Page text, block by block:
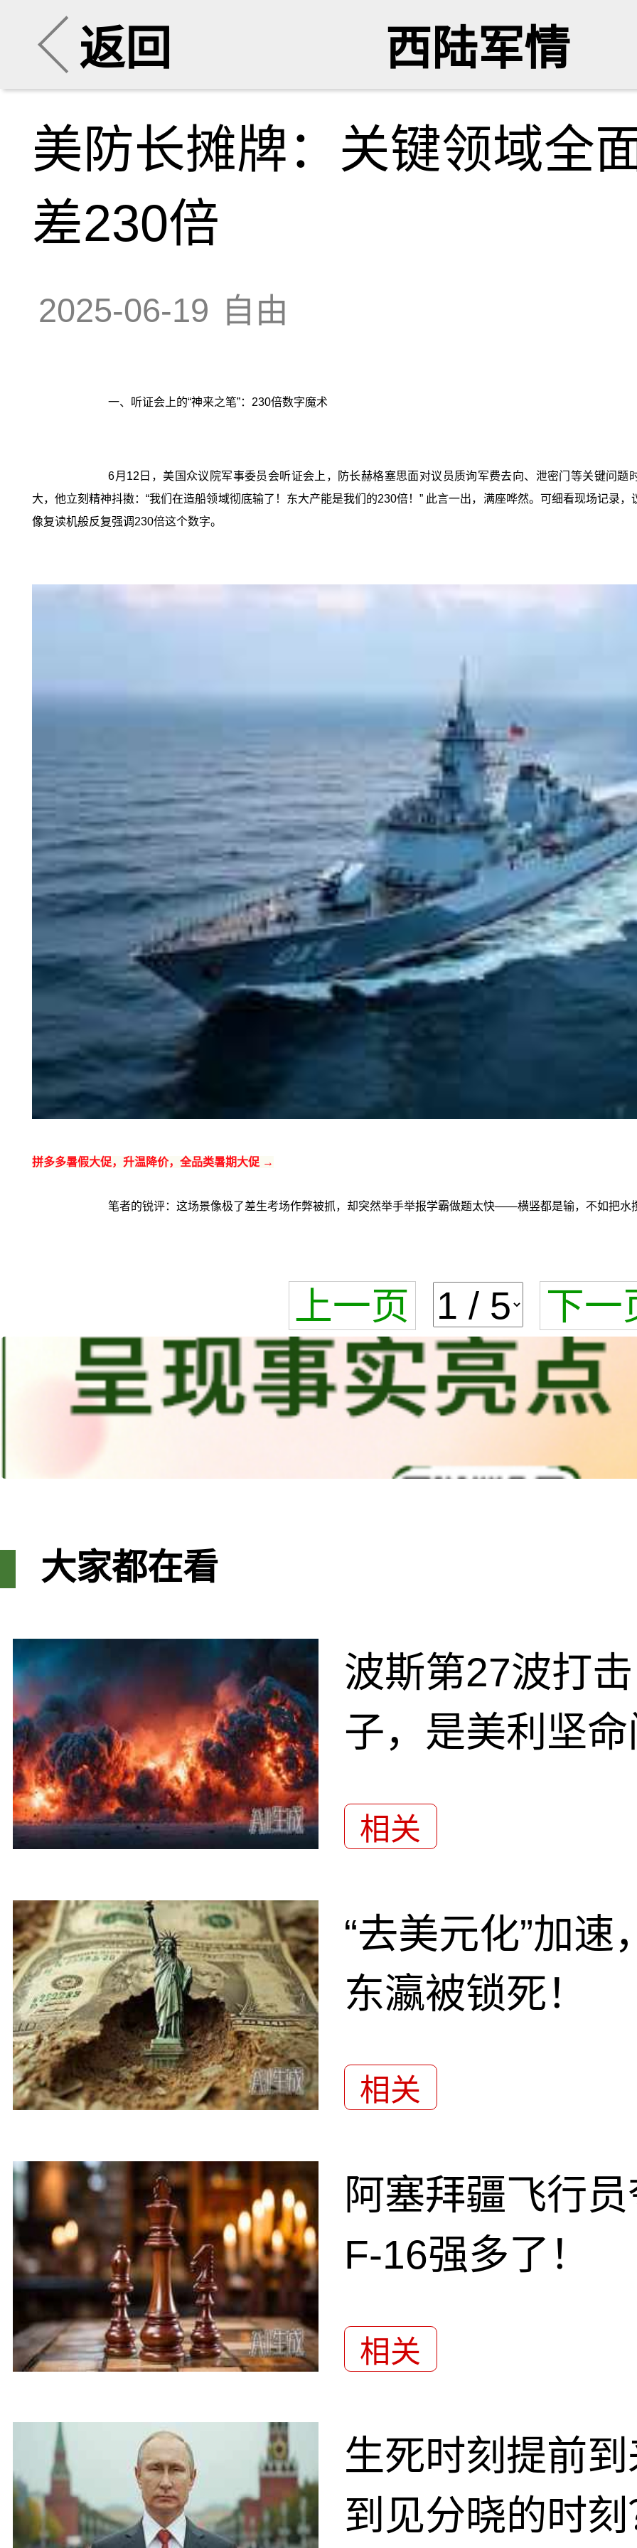
返回 西陆军情
美防长摊牌：关键领域全
差230倍
2025-06-19 自由
一、听证会上的“神来之笔”：230倍数字魔术
6月12日，美国众议院军事委员会听证会上，防长赫格塞思面对议员质询军费去向、泄密门等关键问题
大，他立刻精神抖擞：“我们在造船领域彻底输了！东大产能是我们的230倍！” 此言一出，满座哗然。可细看现场记录
像复读机般反复强调230倍这个数字。
拼多多暑假大促，升温降价，全品类暑期大促 →
笔者的锐评：这场景像极了差生考场作弊被抓，却突然举手举报学霸做题太快——横竖都是输，不如把水
上一页 下一
大家都在看
波斯第27波打
子，是美利坚
相关
“去美元化”加
东瀛被锁死！
相关
阿塞拜疆飞行
F-16强多了！
相关
生死时刻提前
到见分晓的时